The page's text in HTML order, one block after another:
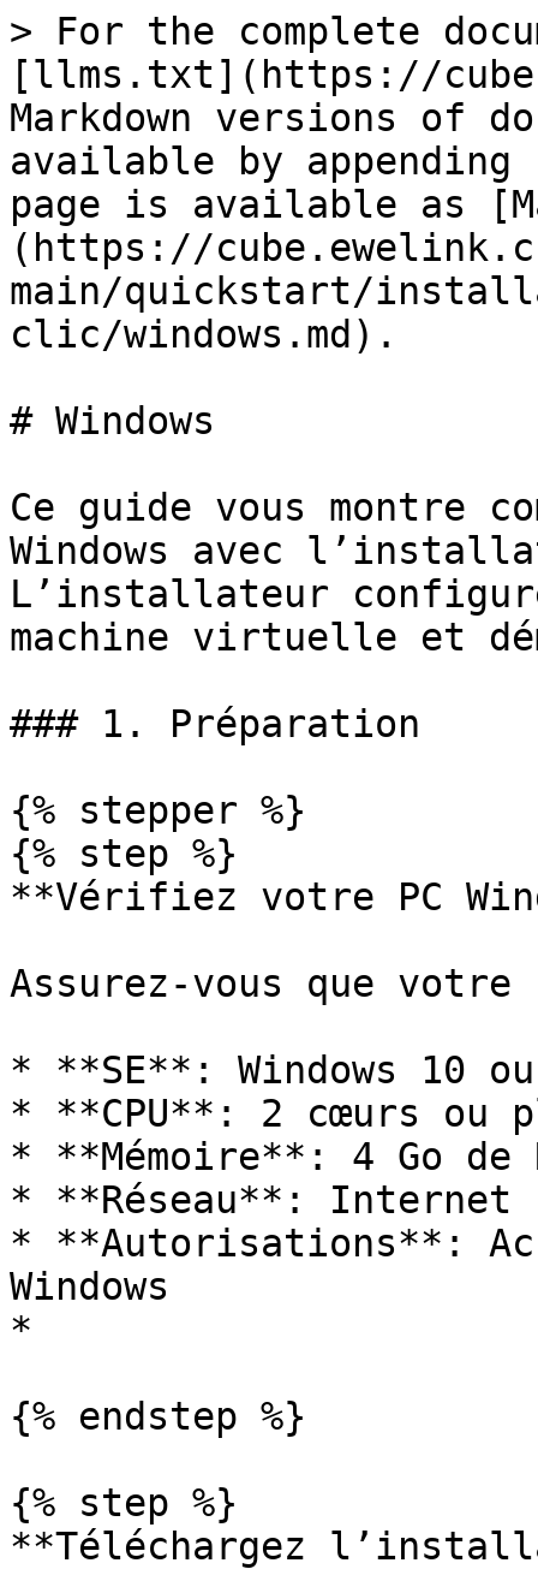
> For the complete
[llms.txt](https://
Markdown versions of
available by
page is available as
(https://
main/quickstart/
clic/windows.md).
# Windows
Ce guide vous montre
Windows avec
L’installateur
machine virtuelle et
### 1. Préparation
{% stepper %}
{% step %}
**Vérifiez votre PC
Assurez-vous que
* **SE**: Windows 10
* **CPU**: 2 cœurs ou
* **Mémoire**: 4 Go de
* **Réseau**: Internet
* **Autorisations**:
Windows
*
{% endstep %}
{% step %}
**Téléchargez